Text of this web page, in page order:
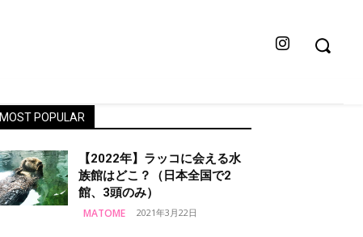
MOST POPULAR
【2022年】ラッコに会える水
族館はどこ？（日本全国で2
館、3頭のみ）
MATOME 2021年3月22日